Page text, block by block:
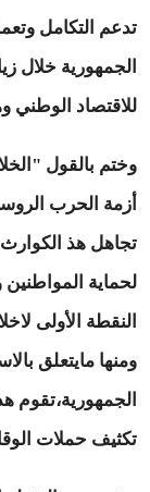
تدعم التكامل
الجمهورية خلال
للاقتصاد الوطني
وختم بالقول
أزمة الحرب
تجاهل هذ الكوارث
لحماية
النقطة الأولى
ومنها مايتعلق
الجمهورية،تقوم
تكثيف حملات